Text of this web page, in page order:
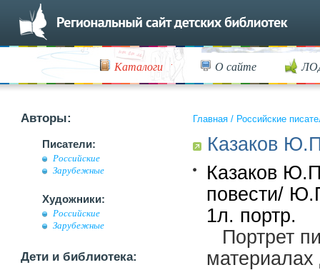
Каталоги О сайте
Авторы:
Писатели:
Российские
Зарубежные
Художники:
Российские
Зарубежные
Дети и библиотека:
Главная / Российские
Казаков
Казаков
повести/
1л. портр.
Портрет
материалах